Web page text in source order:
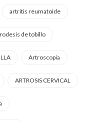
artritis reumatoide
de tobillo
Artroscopia
ARTROSIS CERVICAL